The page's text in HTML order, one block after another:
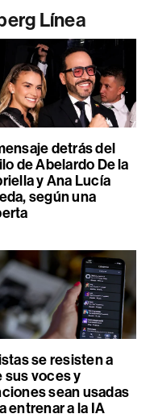
Línea
detrás del
de Abelardo De la
y Ana Lucía
según una
se resisten a
sus voces y
sean usadas
entrenar a la IA